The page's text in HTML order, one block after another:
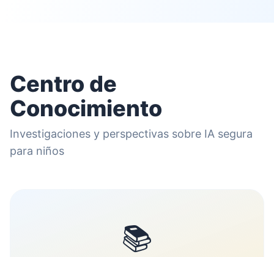
Centro de
Conocimiento
Investigaciones y perspectivas sobre IA segura
para niños
📚